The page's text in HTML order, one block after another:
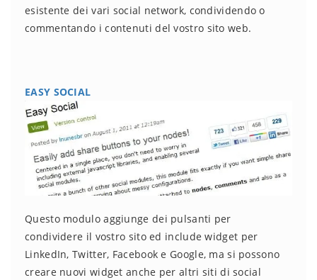
esistente dei vari social network, condividendo o
commentando i contenuti del vostro sito web.
EASY SOCIAL
Questo modulo aggiunge dei pulsanti per
condividere il vostro sito ed include widget per
LinkedIn, Twitter, Facebook e Google, ma si possono
creare nuovi widget anche per altri siti di social